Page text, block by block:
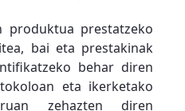
produktua prestatzeko
bai eta prestakinak
behar diren
eta ikerketako
zehazten diren